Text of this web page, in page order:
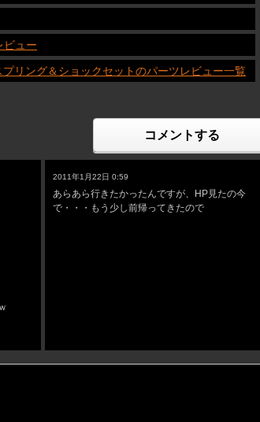
ビュー
リング＆ショックセットのパーツレビュー一覧
コメントする
2011年1月22日 0:59
あらあら行きたかったんですが、HP見たの今
で・・・もう少し前帰ってきたので